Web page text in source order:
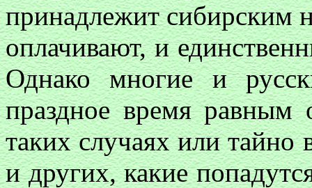
принадлежит сибирским
оплачивают, и
Однако многие и
праздное время равным
таких случаях или тайно
и других, какие